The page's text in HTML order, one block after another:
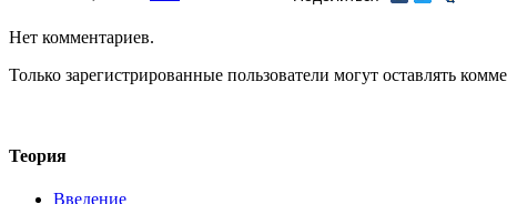
Нет комментариев.
Только зарегистрированные пользователи могут оставлять
Теория
Введение